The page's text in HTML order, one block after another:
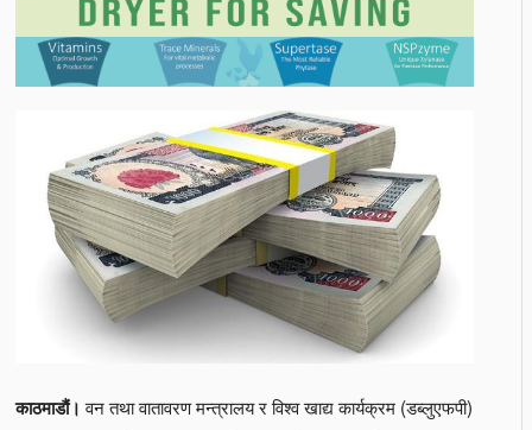
काठमाडौं। वन तथा वातावरण मन्त्रालय र विश्व खाद्य कार्यक्रम (डब्लुएफपी)